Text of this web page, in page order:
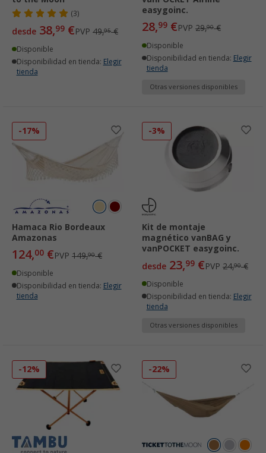
(3)
desde 38,99 €PVP 49,95€
Disponible
Disponibilidad en tienda: Elegir
tienda
easygoinc.
28,99 €PVP 29,90€
Disponible
Disponibilidad en tienda: Elegir
tienda
Otras versiones disponibles
-17%
Hamaca Rio Bordeaux
Amazonas
124,00 €PVP 149,90€
Disponible
Disponibilidad en tienda: Elegir
tienda
-3%
Kit de montaje
magnético vanBAG y
vanPOCKET easygoinc.
desde 23,99 €PVP 24,90€
Disponible
Disponibilidad en tienda: Elegir
tienda
Otras versiones disponibles
-12% -22%